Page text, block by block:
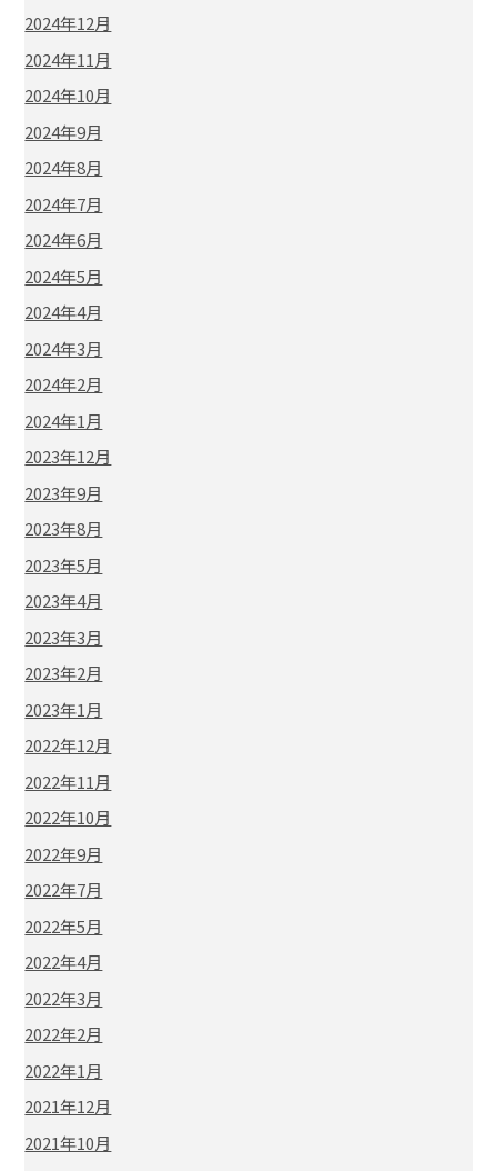
2024年12月
2024年11月
2024年10月
2024年9月
2024年8月
2024年7月
2024年6月
2024年5月
2024年4月
2024年3月
2024年2月
2024年1月
2023年12月
2023年9月
2023年8月
2023年5月
2023年4月
2023年3月
2023年2月
2023年1月
2022年12月
2022年11月
2022年10月
2022年9月
2022年7月
2022年5月
2022年4月
2022年3月
2022年2月
2022年1月
2021年12月
2021年10月